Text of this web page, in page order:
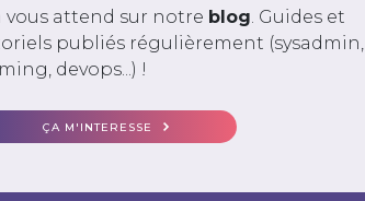
vous attend sur notre blog. Guides et
publiés régulièrement (sysadmin,
devops...) !
ÇA M'INTERESSE